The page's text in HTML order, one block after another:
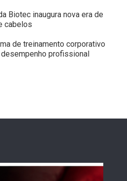
Biotec inaugura nova era de
cabelos
de treinamento corporativo
profissional